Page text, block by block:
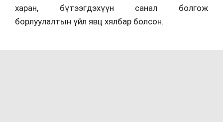
харан, бүтээгдэхүүн санал болгож
борлуулалтын үйл явц хялбар болсон.